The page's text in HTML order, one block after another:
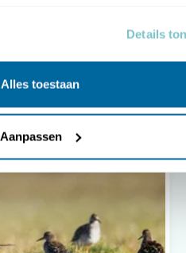
Details
Alles toestaan
Aanpassen